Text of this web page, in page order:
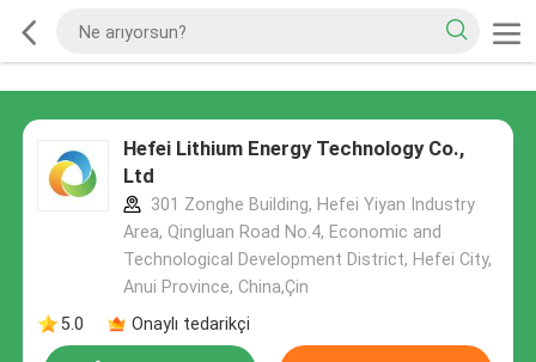
Hefei Lithium Energy Technology Co.,
Ltd
301 Zonghe Building, Hefei Yiyan Industry
Area, Qingluan Road No.4, Economic and
Technological Development District, Hefei City,
Anui Province, China,Çin
5.0
Onaylı tedarikçi